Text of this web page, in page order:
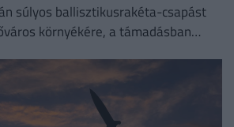
súlyos ballisztikusrakéta-csapást
környékére, a támadásban